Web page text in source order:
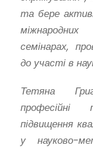
та бере
семінарах,
до участі в
Тетяна
професійні
підвищення
у науково-